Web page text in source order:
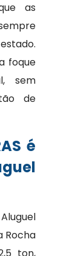
as
foque
sem
de
é
Rocha